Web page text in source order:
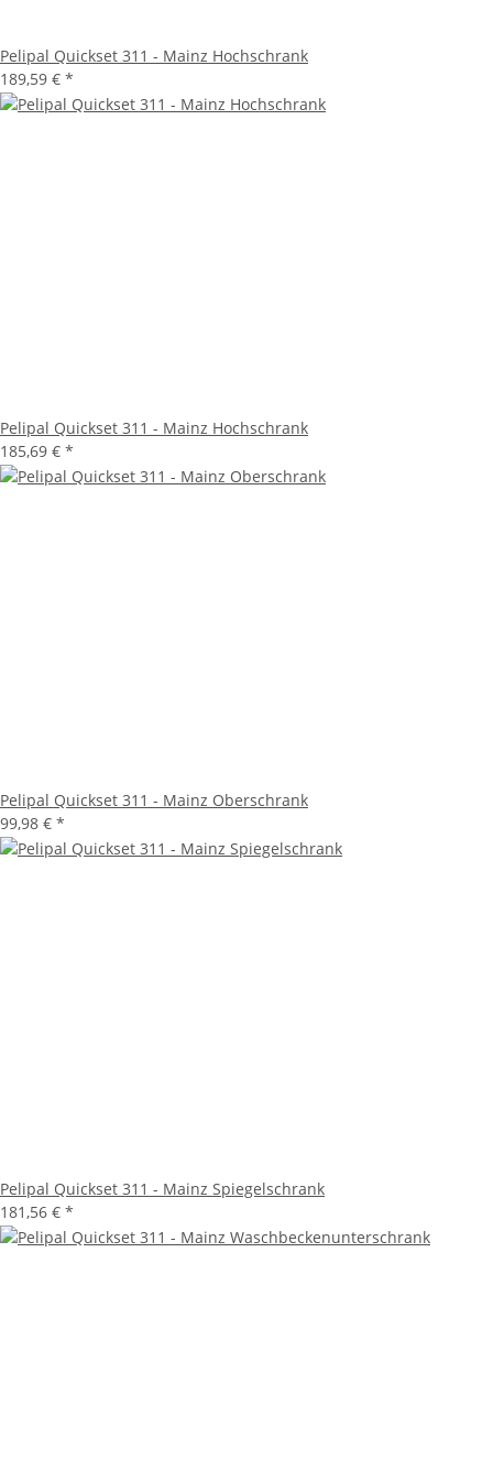
Pelipal Quickset 311 - Mainz Hochschrank
189,59 € *
Pelipal Quickset 311 - Mainz Hochschrank
185,69 € *
Pelipal Quickset 311 - Mainz Oberschrank
99,98 € *
Pelipal Quickset 311 - Mainz Spiegelschrank
181,56 € *